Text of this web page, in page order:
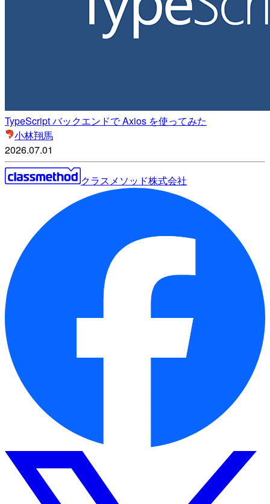
TypeScript バックエンドで Axios を使ってみた
小林翔馬
2026.07.01
クラスメソッド株式会社